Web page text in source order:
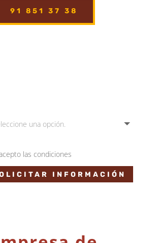
91 851 37 38
las condiciones
INFORMACIÓN